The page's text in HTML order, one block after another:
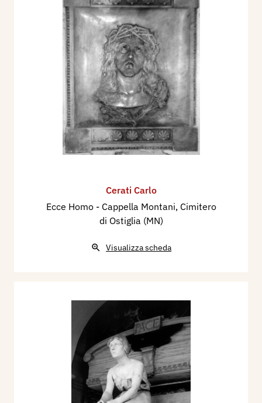
Cerati Carlo
Ecce Homo - Cappella Montani, Cimitero
di Ostiglia (MN)
Visualizza scheda